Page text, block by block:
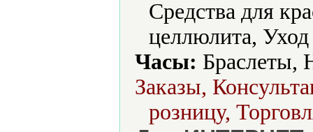
Средства для
целлюлита,
Часы: Браслеты,
Заказы,
розницу,